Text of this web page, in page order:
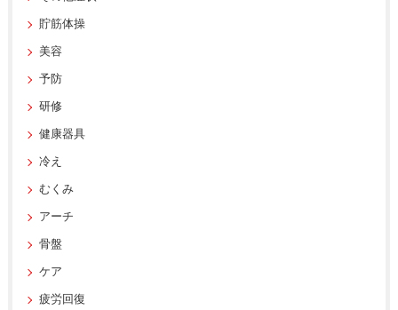
貯筋体操
美容
予防
研修
健康器具
冷え
むくみ
アーチ
骨盤
ケア
疲労回復